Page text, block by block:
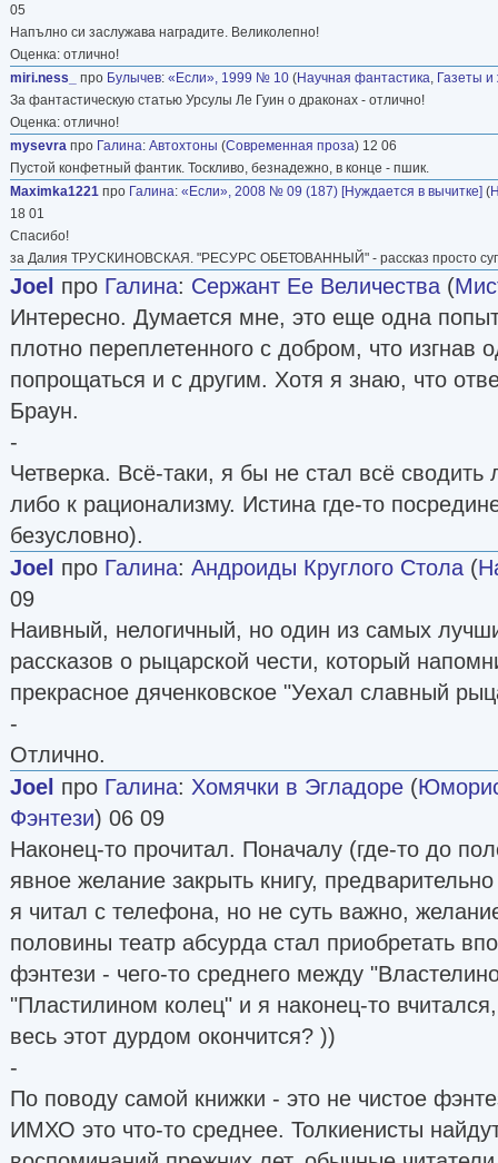
05
Напълно си заслужава наградите. Великолепно!
Оценка: отлично!
miri.ness_
про Булычев: «Если», 1999 № 10 (Научная фантастика, Газеты
За фантастическую статью Урсулы Ле Гуин о драконах - отлично!
Оценка: отлично!
mysevra про Галина: Автохтоны (Современная проза) 12 06
Пустой конфетный фантик. Тоскливо, безнадежно, в конце - пшик.
Maximka1221 про Галина: «Если», 2008 № 09 (187) [Нуждается в вычитке] (
18 01
Спасибо!
за Далия ТРУСКИНОВСКАЯ. "РЕСУРС ОБЕТОВАННЫЙ" - рассказ просто
Joel про Галина: Сержант Ее Величества (
Интересно. Думается мне, это еще одна
плотно переплетенного с добром, что изгнав
попрощаться и с другим. Хотя я знаю, что
Браун.
-
Четверка. Всё-таки, я бы не стал всё сводить
либо к рационализму. Истина где-то
безусловно).
Joel про Галина: Андроиды Круглого Стола (
09
Наивный, нелогичный, но один из самых
рассказов о рыцарской чести, который
прекрасное дяченковское "Уехал славный
-
Отлично.
Joel про Галина: Хомячки в Эгладоре (
Фэнтези) 06 09
Наконец-то прочитал. Поначалу (где-то до
явное желание закрыть книгу,
я читал с телефона, но не суть важно,
половины театр абсурда стал приобретать
фэнтези - чего-то среднего между
"Пластилином колец" и я наконец-то
весь этот дурдом окончится? ))
-
По поводу самой книжки - это не чистое
ИМХО это что-то среднее. Толкиенисты